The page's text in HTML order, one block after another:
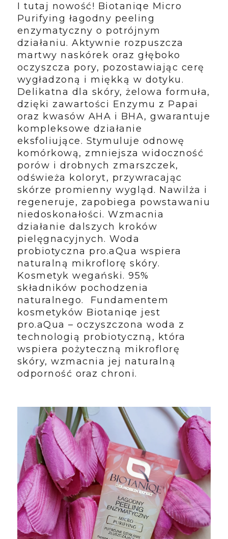
I tutaj nowość! Biotaniqe Micro
Purifying łagodny peeling
enzymatyczny o potrójnym
działaniu. Aktywnie rozpuszcza
martwy naskórek oraz głęboko
oczyszcza pory, pozostawiając cerę
wygładzoną i miękką w dotyku.
Delikatna dla skóry, żelowa formuła,
dzięki zawartości Enzymu z Papai
oraz kwasów AHA i BHA, gwarantuje
kompleksowe działanie
eksfoliujące. Stymuluje odnowę
komórkową, zmniejsza widoczność
porów i drobnych zmarszczek,
odświeża koloryt, przywracając
skórze promienny wygląd. Nawilża i
regeneruje, zapobiega powstawaniu
niedoskonałości. Wzmacnia
działanie dalszych kroków
pielęgnacyjnych. Woda
probiotyczna pro.aQua wspiera
naturalną mikroflorę skóry.
Kosmetyk wegański. 95%
składników pochodzenia
naturalnego. Fundamentem
kosmetyków Biotaniqe jest
pro.aQua – oczyszczona woda z
technologią probiotyczną, która
wspiera pożyteczną mikroflorę
skóry, wzmacnia jej naturalną
odporność oraz chroni.